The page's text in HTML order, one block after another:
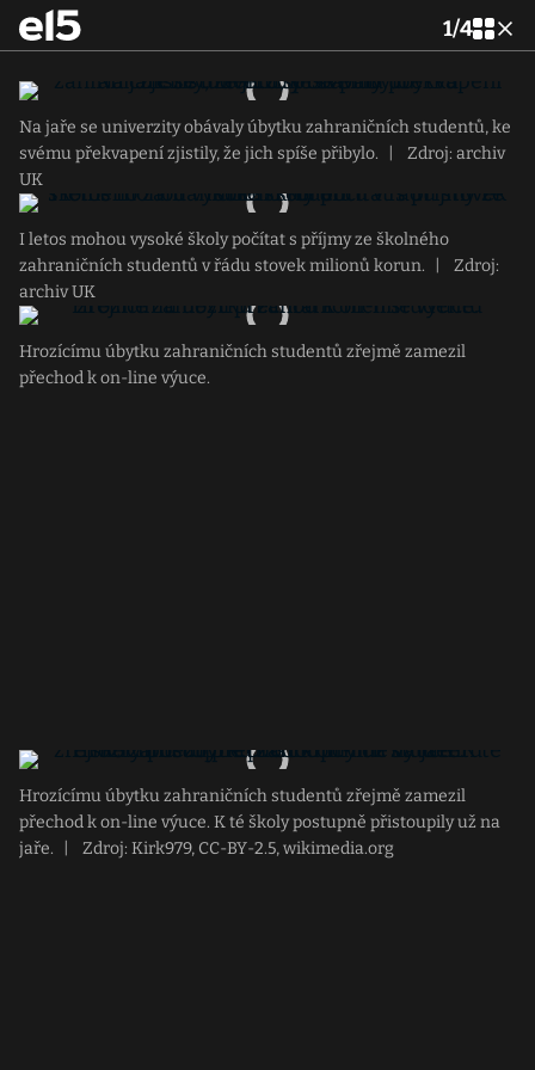
1/4
Na jaře se univerzity obávaly úbytku zahraničních studentů, ke
svému překvapení zjistily, že jich spíše přibylo.
Zdroj: archiv
UK
I letos mohou vysoké školy počítat s příjmy ze školného
zahraničních studentů v řádu stovek milionů korun.
Zdroj:
archiv UK
Hrozícímu úbytku zahraničních studentů zřejmě zamezil
přechod k on-line výuce.
Hrozícímu úbytku zahraničních studentů zřejmě zamezil
přechod k on-line výuce. K té školy postupně přistoupily už na
jaře.
Zdroj: Kirk979, CC-BY-2.5, wikimedia.org